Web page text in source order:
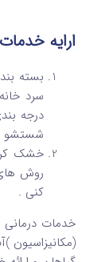
ارایه
بسته
سرد
درجه
شستشو
خشک
روش
کنی .
خدمات
(مکانیزاسیون